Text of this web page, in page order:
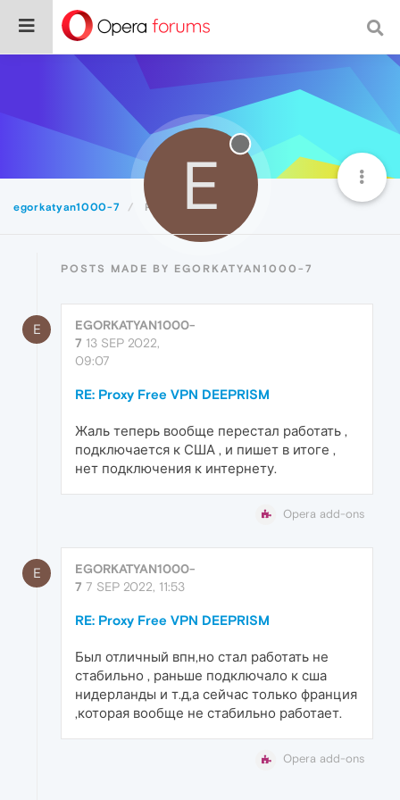
egorkatyan1000-7 Posts E
POSTS MADE BY EGORKATYAN1000-7
E
EGORKATYAN1000-
7 13 SEP 2022,
09:07
RE: Proxy Free VPN DEEPRISM
Жаль теперь вообще перестал работать ,
подключается к США , и пишет в итоге ,
нет подключения к интернету.
Opera add-ons
E
EGORKATYAN1000-
7 7 SEP 2022, 11:53
RE: Proxy Free VPN DEEPRISM
Был отличный впн,но стал работать не
стабильно , раньше подключало к сша
нидерланды и т.д,а сейчас только франция
,которая вообще не стабильно работает.
Opera add-ons